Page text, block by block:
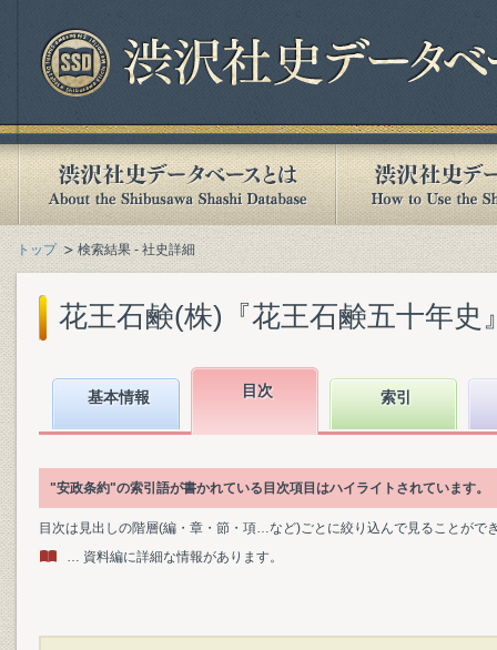
トップ 検索結果 - 社史詳細
花王石鹸(株)『花王石鹸五十年史
基本情報 目次 索引
"安政条約"の索引語が書かれている目次項目はハイライトされています。
目次は見出しの階層(編・章・節・項…など)ごとに絞り込んで見ることがで
… 資料編に詳細な情報があります。